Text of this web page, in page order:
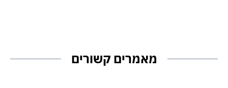
מאמרים קשורים